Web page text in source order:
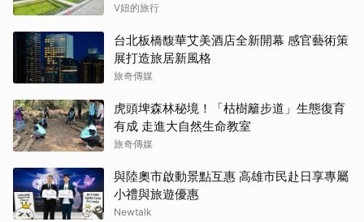
V妞的旅行
台北板橋馥華艾美酒店全新開幕 感官藝術策
展打造旅居新風格
旅奇傳媒
虎頭埤森林秘境！「枯樹籬步道」生態復育
有成 走進大自然生命教室
旅奇傳媒
與陸奧市啟動景點互惠 高雄市民赴日享專屬
小禮與旅遊優惠
Newtalk